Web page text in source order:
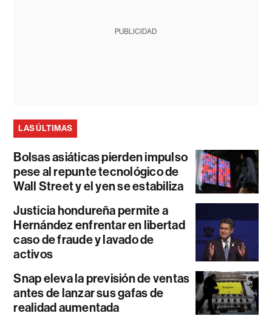
PUBLICIDAD
LAS ÚLTIMAS
Bolsas asiáticas pierden impulso
pese al repunte tecnológico de
Wall Street y el yen se estabiliza
Justicia hondureña permite a
Hernández enfrentar en libertad
caso de fraude y lavado de
activos
Snap eleva la previsión de ventas
antes de lanzar sus gafas de
realidad aumentada